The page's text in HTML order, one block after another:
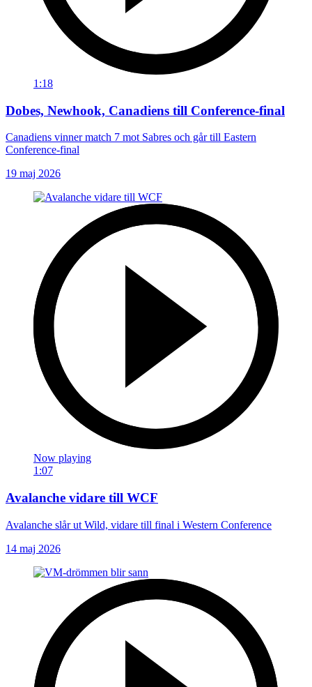
1:18
Dobes, Newhook, Canadiens till Conference-final
Canadiens vinner match 7 mot Sabres och går till Eastern
Conference-final
19 maj 2026
Now playing
1:07
Avalanche vidare till WCF
Avalanche slår ut Wild, vidare till final i Western Conference
14 maj 2026